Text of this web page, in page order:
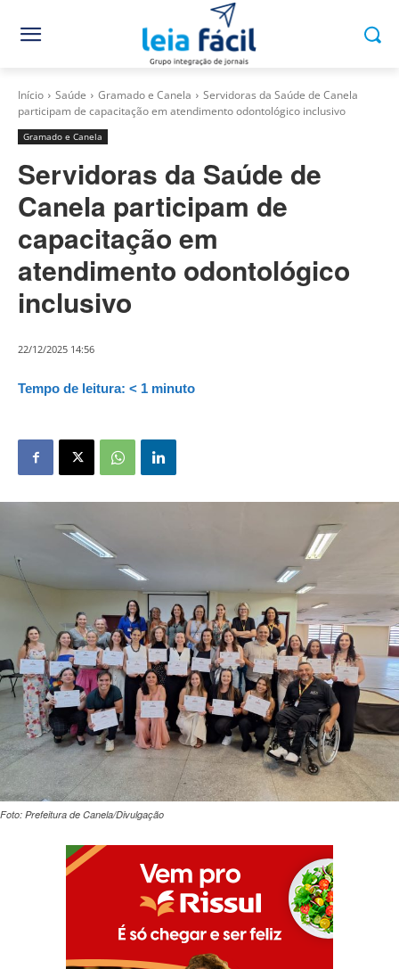
Início Saúde Gramado e Canela
Servidoras da Saúde de Canela
participam de capacitação em atendimento odontológico inclusivo
Gramado e Canela
Servidoras da Saúde de
Canela participam de
capacitação em
atendimento odontológico
inclusivo
22/12/2025 14:56
Tempo de leitura: < 1 minuto
Foto: Prefeitura de Canela/Divulgação